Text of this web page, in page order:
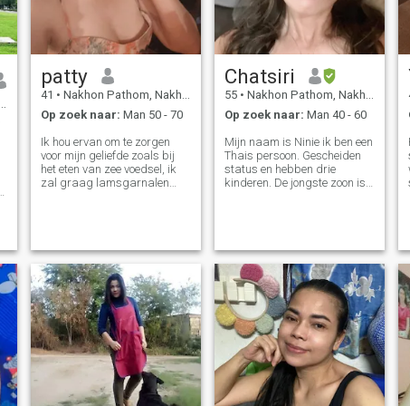
patty
41 • Nakhon Pathom, Nakhon Pathom, Thailand
Op zoek naar: Man 50 - 70
Ik hou ervan om te zorgen
voor mijn geliefde zoals bij
het eten van zee voedsel, ik
zal graag lamsgarnalen
Ik kan Engels spreken. Ik
laat je niet zien dat ik erg
gebonden ben aan die
mannen. alleen voor
langdurige en serieuze
relaties
Chatsiri
55 • Nakhon Pathom, Nakhon Pathom, Thailand
Op zoek naar: Man 40 - 60
Mijn naam is Ninie ik ben een
Thais persoon. Gescheiden
status en hebben drie
kinderen. De jongste zoon is
muziek, natuur, Ik kijk en voel
graag voor gezondheid en
gezondheid en ik kijk en eet
graag voor gezondheid en
gezondheid. Ik maak en deel
graag met mensen om me
heen. Daar, het meeste eten
dat ik eet, voel ik mezelf. Ik
ben op zoek naar een
langdurige relatie. Een
warme, vrolijke vrolijke
vrolijkheid Ik hou van reizen.